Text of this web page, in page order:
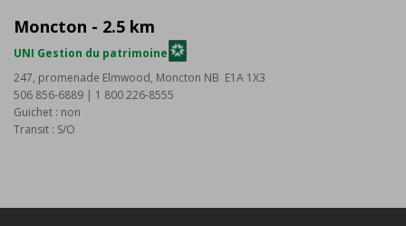
Moncton - 2.5 km
UNI Gestion du patrimoine
247, promenade Elmwood, Moncton NB E1A 1X3
506 856-6889 | 1 800 226-8555
Guichet : non
Transit : S/O